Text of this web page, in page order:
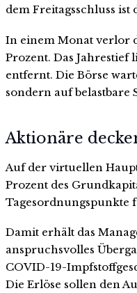
dem Freitagsschluss ist
In einem Monat verlor
Prozent. Das
entfernt. Die Börse
sondern auf belastbare
Aktionäre
Auf der virtuellen
Prozent des
Tagesordnungspunkte
Damit erhält das
anspruchsvolles
COVID-19-
Die Erlöse sollen den